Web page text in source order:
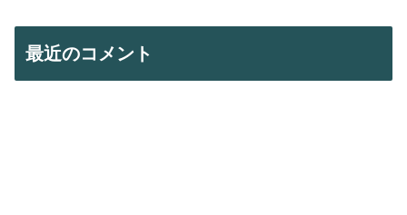
最近のコメント